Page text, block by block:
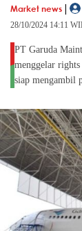
Market news |
28/10/2024 14:11
PT Garuda
menggelar
siap mengambil